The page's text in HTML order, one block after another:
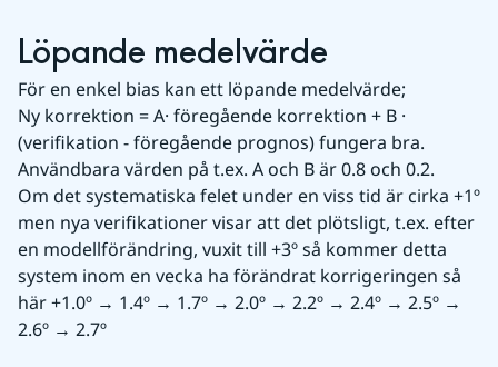
Löpande medelvärde
För en enkel bias kan ett löpande medelvärde;
Ny korrektion = A· föregående korrektion + B ·
(verifikation - föregående prognos) fungera bra.
Användbara värden på t.ex. A och B är 0.8 och 0.2.
Om det systematiska felet under en viss tid är cirka +1º
men nya verifikationer visar att det plötsligt, t.ex. efter
en modellförändring, vuxit till +3º så kommer detta
system inom en vecka ha förändrat korrigeringen så
här +1.0º → 1.4º → 1.7º → 2.0º → 2.2º → 2.4º → 2.5º →
2.6º → 2.7º